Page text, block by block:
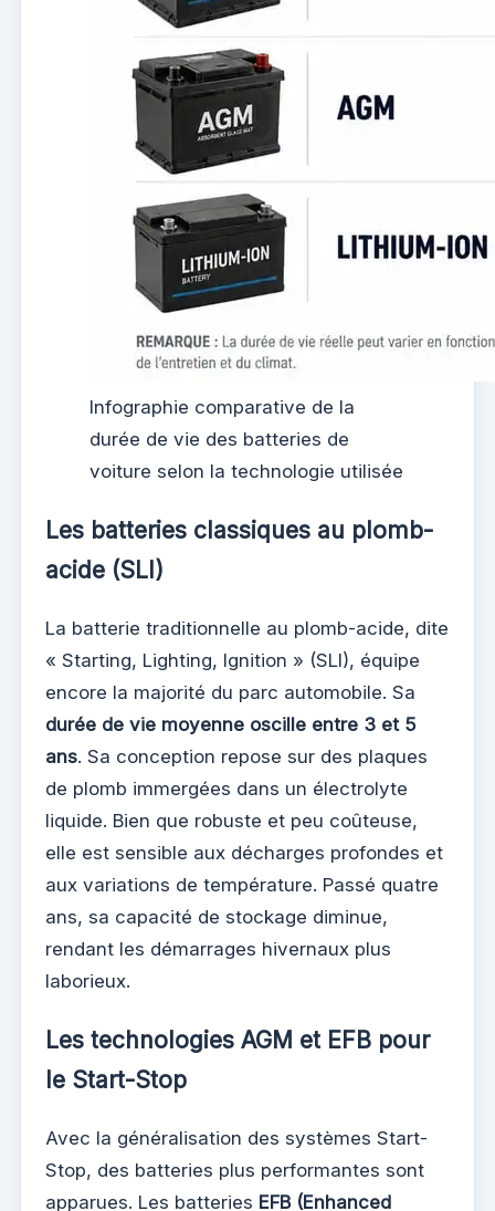
Infographie comparative de la
durée de vie des batteries de
voiture selon la technologie utilisée
Les batteries classiques au plomb-
acide (SLI)
La batterie traditionnelle au plomb-acide, dite
« Starting, Lighting, Ignition » (SLI), équipe
encore la majorité du parc automobile. Sa
durée de vie moyenne oscille entre 3 et 5
ans. Sa conception repose sur des plaques
de plomb immergées dans un électrolyte
liquide. Bien que robuste et peu coûteuse,
elle est sensible aux décharges profondes et
aux variations de température. Passé quatre
ans, sa capacité de stockage diminue,
rendant les démarrages hivernaux plus
laborieux.
Les technologies AGM et EFB pour
le Start-Stop
Avec la généralisation des systèmes Start-
Stop, des batteries plus performantes sont
apparues. Les batteries EFB (Enhanced